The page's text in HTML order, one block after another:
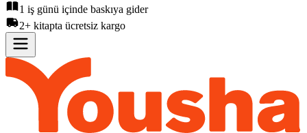
1 iş günü içinde baskıya gider
2+ kitapta ücretsiz kargo